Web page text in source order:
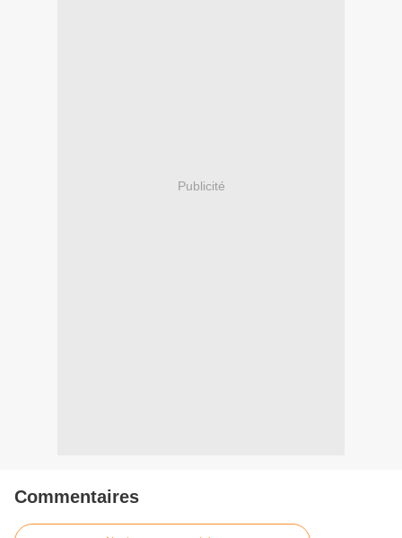
Publicité
Commentaires